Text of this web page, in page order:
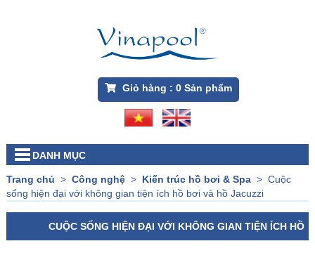
Giỏ hàng : 0Sản phẩm
DANH MỤC
Trang chủ > Công nghệ> Kiến trúc hồ bơi & Spa> Cuộc
sống hiện đại với không gian tiện ích hồ bơi và hồ Jacuzzi
CUỘC SỐNG HIỆN ĐẠI VỚI KHÔNG GIAN TIỆN ÍCH HỒ